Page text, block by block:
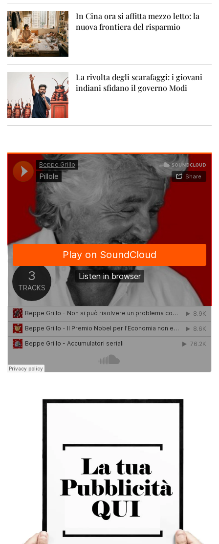
In Cina ora si affitta mezzo letto: la
nuova frontiera del risparmio
La rivolta degli scarafaggi: i giovani
indiani sfidano il governo Modi